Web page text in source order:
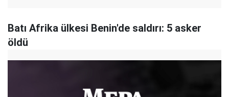
Batı Afrika ülkesi Benin'de saldırı: 5 asker
öldü